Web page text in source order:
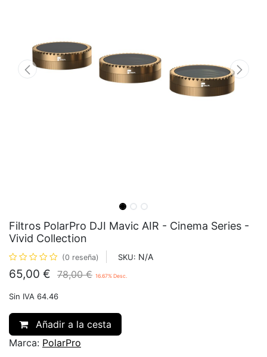
Filtros PolarPro DJI Mavic AIR - Cinema Series -
Vivid Collection
(0 reseña) SKU: N/A
65,00 € 78,00€ 16.67% Desc.
Sin IVA 64.46
Añadir a la cesta
Marca: PolarPro